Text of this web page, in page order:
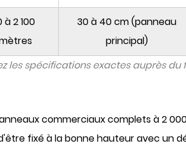
à 2 100
30 à 40 cm (panneau
principal)
les spécifications exactes auprès
commerciaux complets à2
fixé à la bonne hauteur avec un